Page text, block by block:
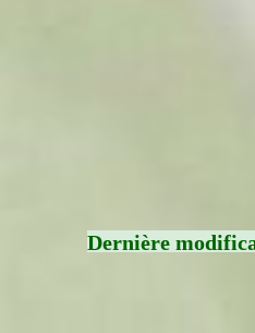
Dernière